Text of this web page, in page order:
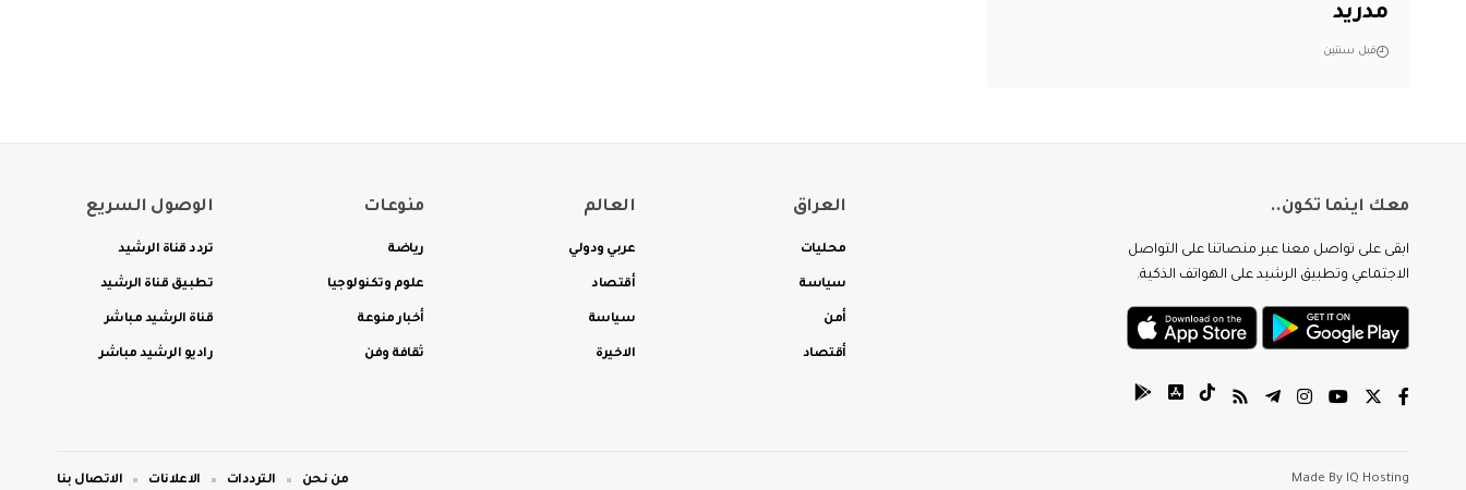
مدريد
قبل سنتين
معك اينما تكون..
ابقى على تواصل معنا عبر منصاتنا على التواصل
الاجتماعي وتطبيق الرشيد على الهواتف الذكية.
العراق
محليات
سياسة
أمن
أقتصاد
العالم
عربي ودولي
أقتصاد
سياسة
الاخيرة
منوعات
رياضة
علوم وتكنولوجيا
أخبار منوعة
ثقافة وفن
الوصول السريع
تردد قناة الرشيد
تطبيق قناة الرشيد
قناة الرشيد مباشر
راديو الرشيد مباشر
Made By IQ Hosting من نحن الترددات الاعلانات الاتصال بنا